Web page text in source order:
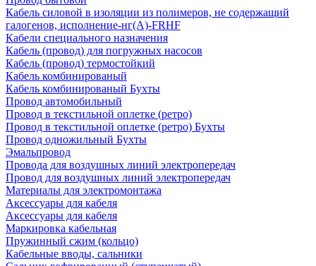
Кабель силовой в изоляции из полимеров, не содержащий
галогенов, исполнение-нг(А)-FRHF
Кабели специального назначения
Кабель (провод) для погружных насосов
Кабель (провод) термостойкий
Кабель комбинированый
Кабель комбинированый Бухты
Провод автомобильный
Провод в текстильной оплетке (ретро)
Провод в текстильной оплетке (ретро) Бухты
Провод одножильный Бухты
Эмальпровод
Провода для воздушных линий электропередач
Провод для воздушных линий электропередач
Материалы для электромонтажа
Аксессуары для кабеля
Аксессуары для кабеля
Маркировка кабельная
Пружинный сжим (кольцо)
Кабельные вводы, сальники